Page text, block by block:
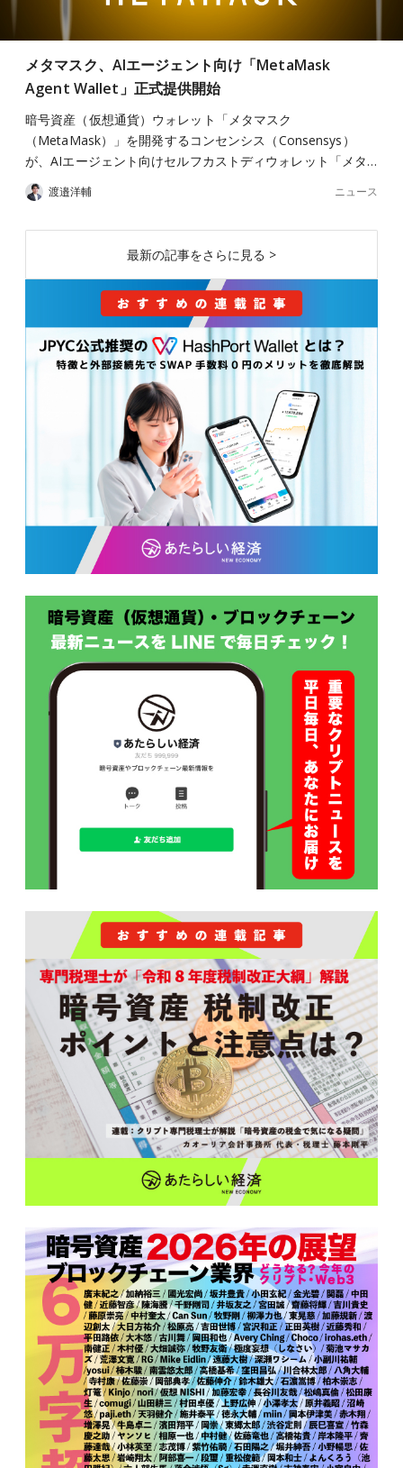
メタマスク、AIエージェント向け「MetaMask
Agent Wallet」正式提供開始
暗号資産（仮想通貨）ウォレット「メタマスク
（MetaMask）」を開発するコンセンシス（Consensys）
が、AIエージェント向けセルフカストディウォレット「メタ…
渡邉洋輔 ニュース
最新の記事をさらに見る >